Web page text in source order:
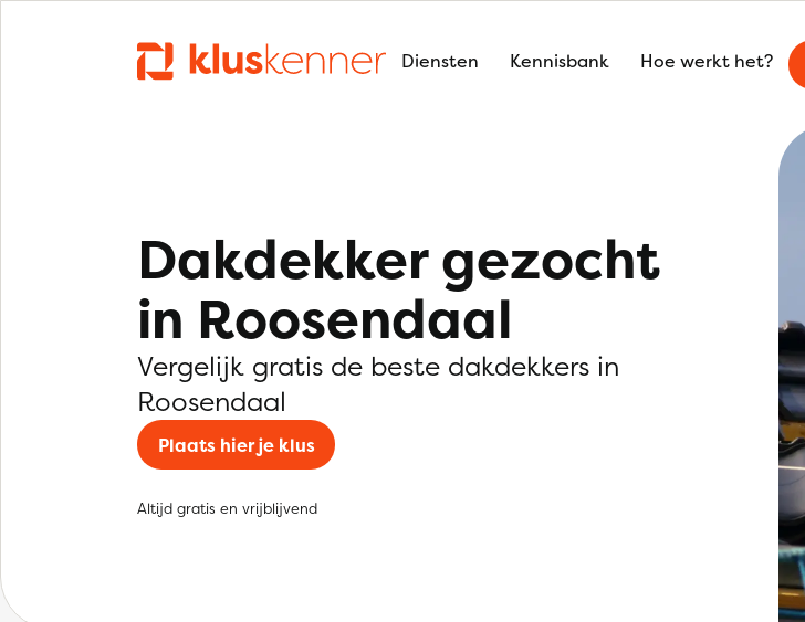
Diensten Kennisbank Hoe werkt het?
Dakdekker gezocht
in Roosendaal
Vergelijk gratis de beste dakdekkers in
Roosendaal
Plaats hier je klus
Altijd gratis en vrijblijvend